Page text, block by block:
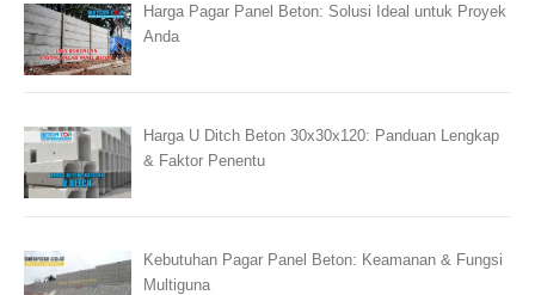
Harga Pagar Panel Beton: Solusi Ideal untuk Proyek
Anda
Harga U Ditch Beton 30x30x120: Panduan Lengkap
& Faktor Penentu
Kebutuhan Pagar Panel Beton: Keamanan & Fungsi
Multiguna